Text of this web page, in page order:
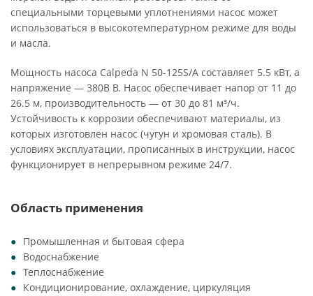
специальными торцевыми уплотнениями насос может
использоваться в высокотемпературном режиме для воды
и масла.
Мощность насоса Calpeda N 50-125S/A составляет 5.5 кВт, а
напряжение — 380В В. Насос обеспечивает напор от 11 до
26.5 м, производительность — от 30 до 81 м³/ч.
Устойчивость к коррозии обеспечивают материалы, из
которых изготовлен насос (чугун и хромовая сталь). В
условиях эксплуатации, прописанных в инструкции, насос
функционирует в непрерывном режиме 24/7.
Область применения
Промышленная и бытовая сфера
Водоснабжение
Теплоснабжение
Кондиционирование, охлаждение, циркуляция